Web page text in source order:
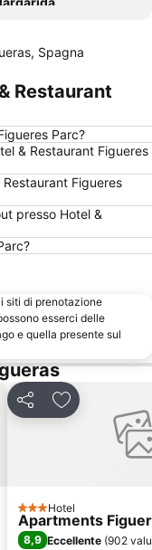
Escala
autobusos de Girona
de la Bisbal d'Empordà
Pescador
d'Empúries
de Santa Caterina
Aquatique
Salvador Dalí
du front de mer
Princess
d' Empúries
Spagna
Restaurant
Parc?
& Restaurant Figueres
Figueres
presso Hotel &
siti di prenotazione
esserci delle
e quella presente sul
CondividiAggiungi ai
3 StelleHotel
Apartments
8,9 Eccellente (902